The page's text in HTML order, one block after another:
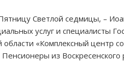
Светлой седмицы, –
услуг и специалисты
«Комплексный центр
Пенсионеры из